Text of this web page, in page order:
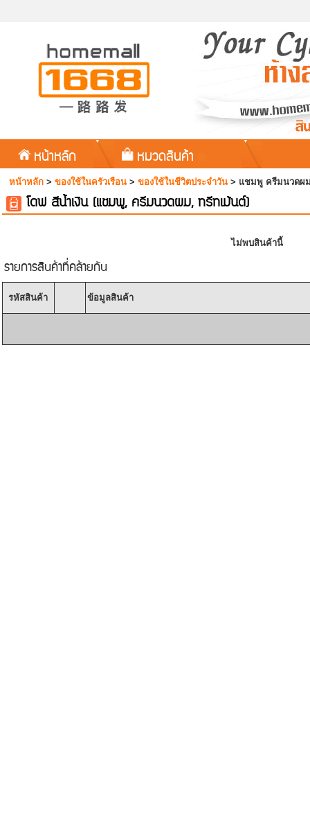
หน้าหลัก หมวดสินค้า
หน้าหลัก > ของใช้ในครัวเรือน > ของใช้ในชีวิตประจำวัน > แชมพู ครีมนวดผ
โดฟ สีน้ำเงิน (แชมพู, ครีมนวดผม, ทรีทเม้นต์)
ไม่พบสินค้านี้
รายการสินค้าที่คล้ายกัน
รหัสสินค้า ข้อมูลสินค้า